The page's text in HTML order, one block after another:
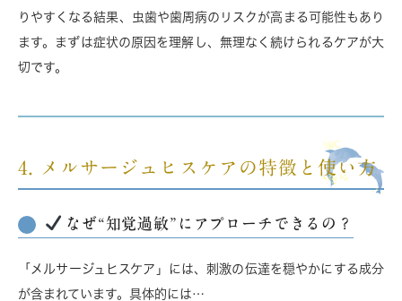
りやすくなる結果、虫歯や歯周病のリスクが高まる可能性もあり
ます。まずは症状の原因を理解し、無理なく続けられるケアが大
切です。
4. メルサージュヒスケアの特徴と使い方
なぜ“知覚過敏”にアプローチできるの？
「メルサージュヒスケア」には、刺激の伝達を穏やかにする成分
が含まれています。具体的には…